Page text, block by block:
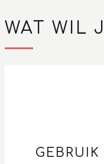
en instellen
hoe zet ik hem weer
Hoe gebruik ik de
Hoe maak ik gelakt
WAT WIL